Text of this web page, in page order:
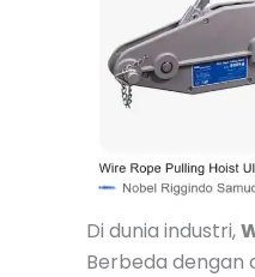
Di dunia industri,
Berbeda dengan